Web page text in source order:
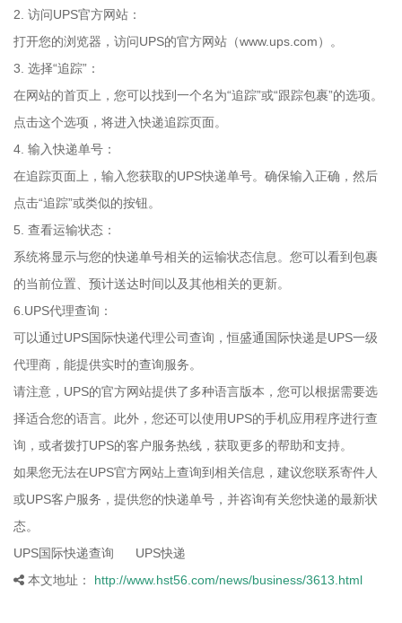
2. 访问UPS官方网站：
打开您的浏览器，访问UPS的官方网站（www.ups.com）。
3. 选择“追踪”：
在网站的首页上，您可以找到一个名为“追踪”或“跟踪包裹”的选项。
点击这个选项，将进入快递追踪页面。
4. 输入快递单号：
在追踪页面上，输入您获取的UPS快递单号。确保输入正确，然后
点击“追踪”或类似的按钮。
5. 查看运输状态：
系统将显示与您的快递单号相关的运输状态信息。您可以看到包裹
的当前位置、预计送达时间以及其他相关的更新。
6.UPS代理查询：
可以通过UPS国际快递代理公司查询，恒盛通国际快递是UPS一级
代理商，能提供实时的查询服务。
请注意，UPS的官方网站提供了多种语言版本，您可以根据需要选
择适合您的语言。此外，您还可以使用UPS的手机应用程序进行查
询，或者拨打UPS的客户服务热线，获取更多的帮助和支持。
如果您无法在UPS官方网站上查询到相关信息，建议您联系寄件人
或UPS客户服务，提供您的快递单号，并咨询有关您快递的最新状
态。
UPS国际快递查询 UPS快递
本文地址：
http://www.hst56.com/news/business/3613.html